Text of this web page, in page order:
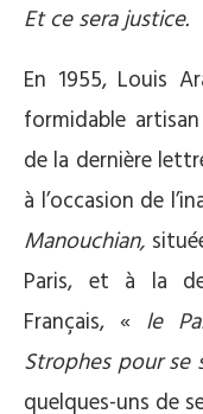
Et ce sera justice.
En 1955, Louis
formidable
de la dernière
à l’occasion de
Manouchian,
Paris, et à la
Français, « le
Strophes pour se
quelques-uns de